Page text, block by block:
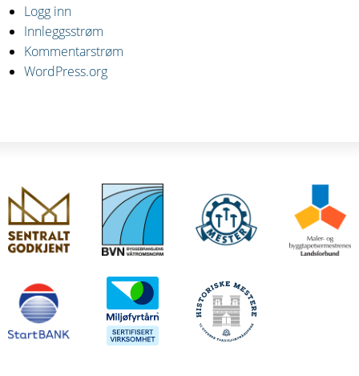
Logg inn
Innleggsstrøm
Kommentarstrøm
WordPress.org